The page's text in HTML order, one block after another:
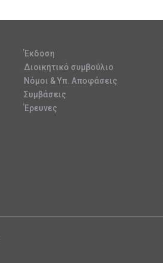
Έκδοση
Διοικητικό συμβούλιο
Νόμοι & Υπ. Αποφάσεις
Συμβάσεις
Έρευνες